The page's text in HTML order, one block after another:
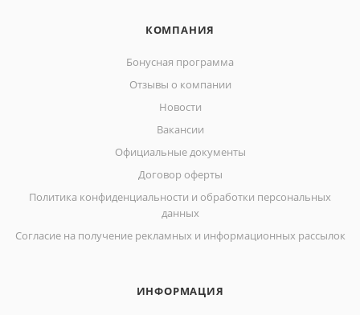
КОМПАНИЯ
Бонусная программа
Отзывы о компании
Новости
Вакансии
Официальные документы
Договор оферты
Политика конфиденциальности и обработки персональных
данных
Согласие на получение рекламных и информационных рассылок
ИНФОРМАЦИЯ